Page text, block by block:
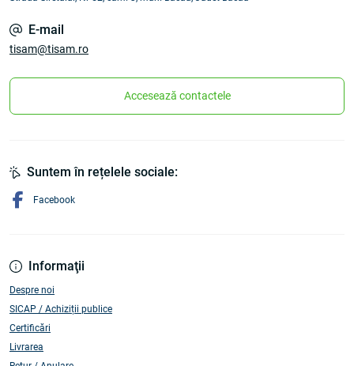
E-mail
tisam@tisam.ro
Accesează contactele
Informaţii
Despre noi
SICAP / Achiziții publice
Certificări
Livrarea
Suntem în rețelele sociale:
Facebook